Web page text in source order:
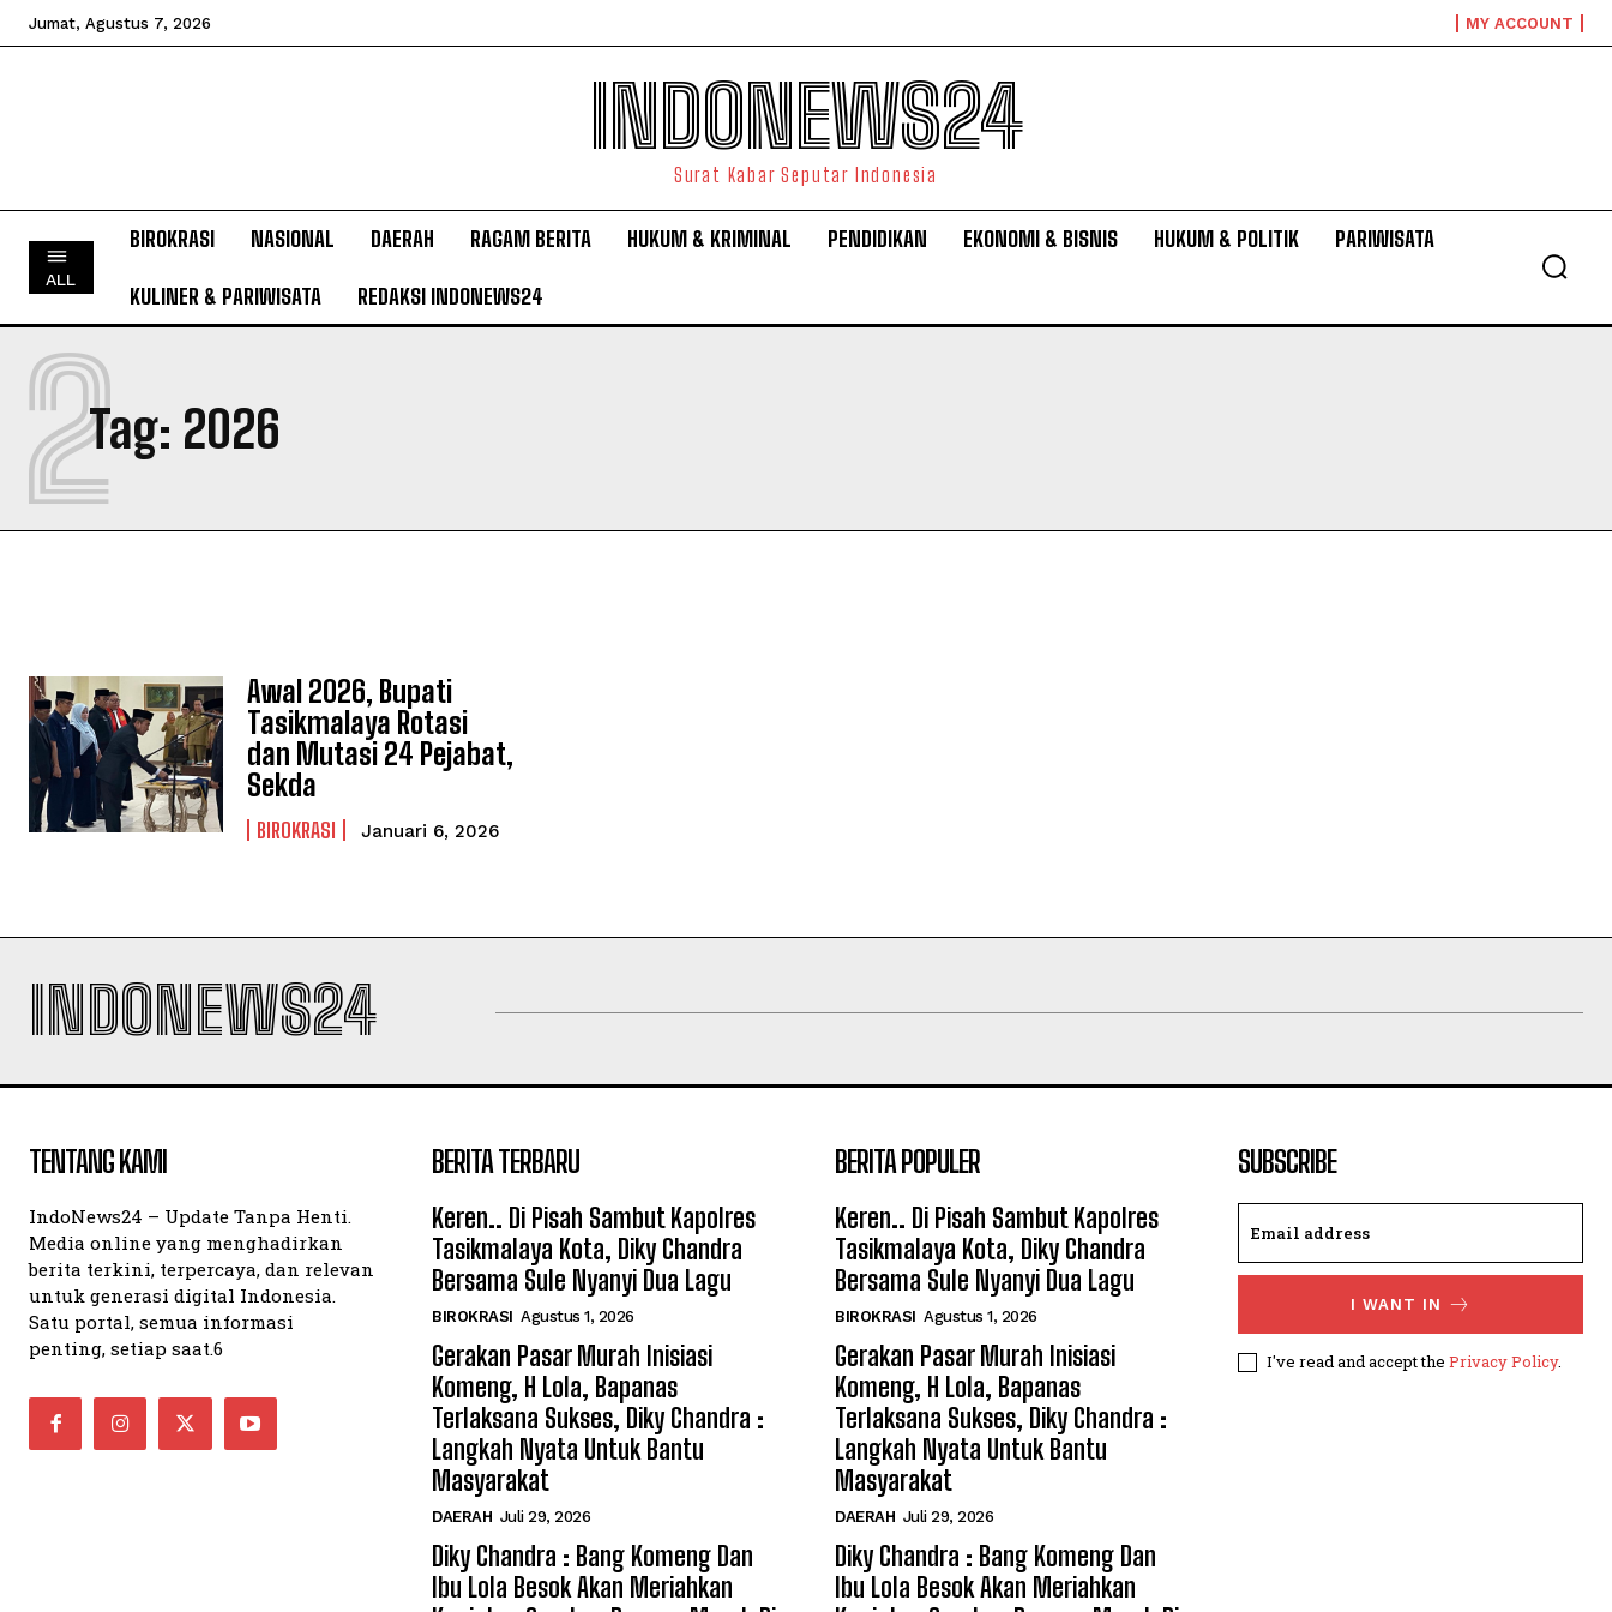
Jumat, Agustus 7, 2026 MY ACCOUNT
INDONEWS24
Surat Kabar Seputar Indonesia
ALL
BIROKRASI NASIONAL DAERAH RAGAM BERITA HUKUM & KRIMINAL PENDIDIKAN EKONOMI & BISNIS HUKUM & POLITIK PARIWISATA
KULINER & PARIWISATA REDAKSI INDONEWS24
Tag: 2026
2
Awal 2026, Bupati
Tasikmalaya Rotasi
dan Mutasi 24 Pejabat,
Sekda
BIROKRASI Januari 6, 2026
INDONEWS24
TENTANG KAMI
IndoNews24 – Update Tanpa Henti.
Media online yang menghadirkan
berita terkini, terpercaya, dan relevan
untuk generasi digital Indonesia.
Satu portal, semua informasi
penting, setiap saat.6
BERITA TERBARU
Keren.. Di Pisah Sambut Kapolres
Tasikmalaya Kota, Diky Chandra
Bersama Sule Nyanyi Dua Lagu
BIROKRASI Agustus 1, 2026
Gerakan Pasar Murah Inisiasi
Komeng, H Lola, Bapanas
Terlaksana Sukses, Diky Chandra :
Langkah Nyata Untuk Bantu
Masyarakat
DAERAH Juli 29, 2026
Diky Chandra : Bang Komeng Dan
Ibu Lola Besok Akan Meriahkan
BERITA POPULER
Keren.. Di Pisah Sambut Kapolres
Tasikmalaya Kota, Diky Chandra
Bersama Sule Nyanyi Dua Lagu
BIROKRASI Agustus 1, 2026
Gerakan Pasar Murah Inisiasi
Komeng, H Lola, Bapanas
Terlaksana Sukses, Diky Chandra :
Langkah Nyata Untuk Bantu
Masyarakat
DAERAH Juli 29, 2026
Diky Chandra : Bang Komeng Dan
Ibu Lola Besok Akan Meriahkan
SUBSCRIBE
I WANT IN
I've read and accept the Privacy Policy.